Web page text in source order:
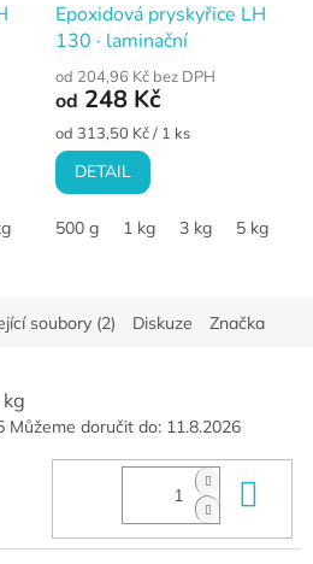
10 kg
Epoxidová pryskyřice LH
130 · laminační
od 204,96 Kč bez DPH
od 248 Kč
Měrná
cena:
od 313,50 Kč / 1 ks
DETAIL
500 g 1 kg 3 kg 5 kg
soubory (2) Diskuze Značka
Můžeme doručit do: 11.8.2026